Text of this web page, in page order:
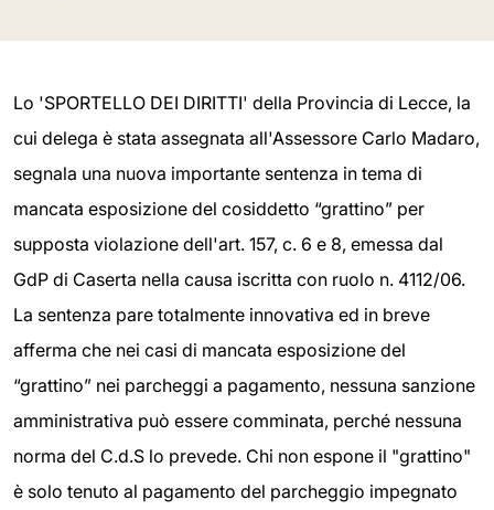
Lo 'SPORTELLO DEI DIRITTI' della Provincia di Lecce, la
cui delega è stata assegnata all'Assessore Carlo Madaro,
segnala una nuova importante sentenza in tema di
mancata esposizione del cosiddetto “grattino” per
supposta violazione dell'art. 157, c. 6 e 8, emessa dal
GdP di Caserta nella causa iscritta con ruolo n. 4112/06.
La sentenza pare totalmente innovativa ed in breve
afferma che nei casi di mancata esposizione del
“grattino” nei parcheggi a pagamento, nessuna sanzione
amministrativa può essere comminata, perché nessuna
norma del C.d.S lo prevede. Chi non espone il "grattino"
è solo tenuto al pagamento del parcheggio impegnato